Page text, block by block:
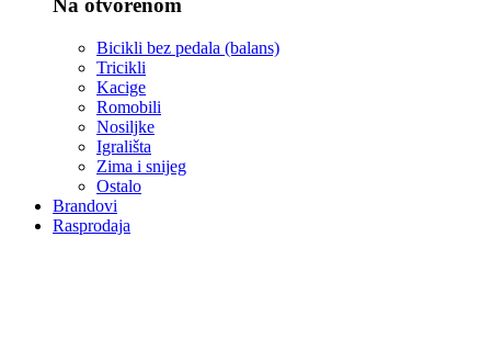
Na otvorenom
Bicikli bez pedala (balans)
Tricikli
Kacige
Romobili
Nosiljke
Igrališta
Zima i snijeg
Ostalo
Brandovi
Rasprodaja